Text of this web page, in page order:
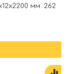
мм. 262